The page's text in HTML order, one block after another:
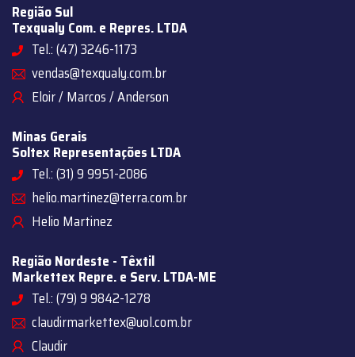
Região Sul
Texqualy Com. e Repres. LTDA
Tel.: (47) 3246-1173
vendas@texqualy.com.br
Eloir / Marcos / Anderson
Minas Gerais
Soltex Representações LTDA
Tel.: (31) 9 9951-2086
helio.martinez@terra.com.br
Helio Martinez
Região Nordeste - Têxtil
Markettex Repre. e Serv. LTDA-ME
Tel.: (79) 9 9842-1278
claudirmarkettex@uol.com.br
Claudir